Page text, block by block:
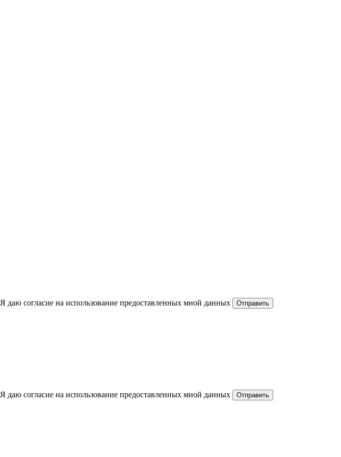
Я даю согласие на использование предоставленных мной данных
Я даю согласие на использование предоставленных мной данных